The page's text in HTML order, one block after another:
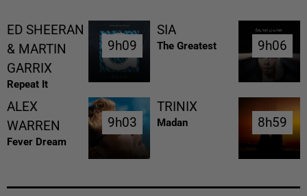
ED SHEERAN
& MARTIN
GARRIX
Repeat It
9h09
9h09
SIA
The Greatest 9h06
9h06
ALEX
WARREN
Fever Dream
9h03
9h03
TRINIX
Madan 8h59
8h59